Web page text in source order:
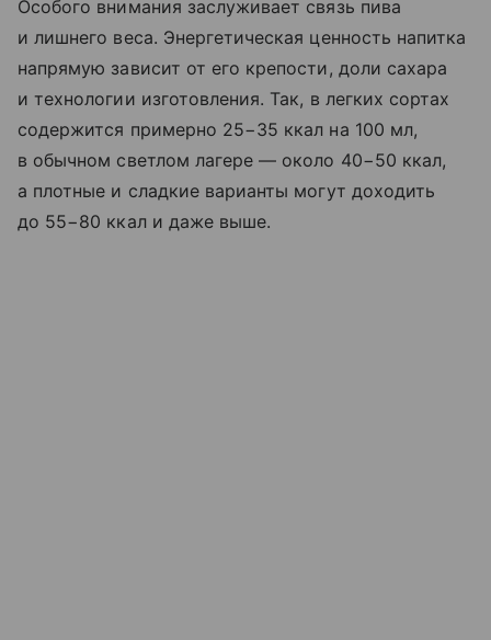
Особого внимания заслуживает связь пива
и лишнего веса. Энергетическая ценность напитка
напрямую зависит от его крепости, доли сахара
и технологии изготовления. Так, в легких сортах
содержится примерно 25−35 ккал на 100 мл,
в обычном светлом лагере — около 40−50 ккал,
а плотные и сладкие варианты могут доходить
до 55−80 ккал и даже выше.